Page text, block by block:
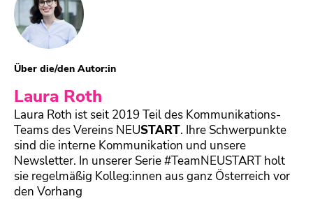
Über die/den Autor:in
Laura Roth
Laura Roth ist seit 2019 Teil des Kommunikations-
Teams des Vereins NEUSTART. Ihre Schwerpunkte
sind die interne Kommunikation und unsere
Newsletter. In unserer Serie #TeamNEUSTART holt
sie regelmäßig Kolleg:innen aus ganz Österreich vor
den Vorhang